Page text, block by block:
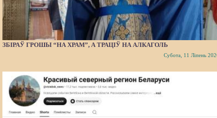
ЗБІРАЎ ГРОШЫ “НА ХРАМ”, А ТРАЦІЎ НА АЛКАГОЛЬ
Субота, 11 Ліпень